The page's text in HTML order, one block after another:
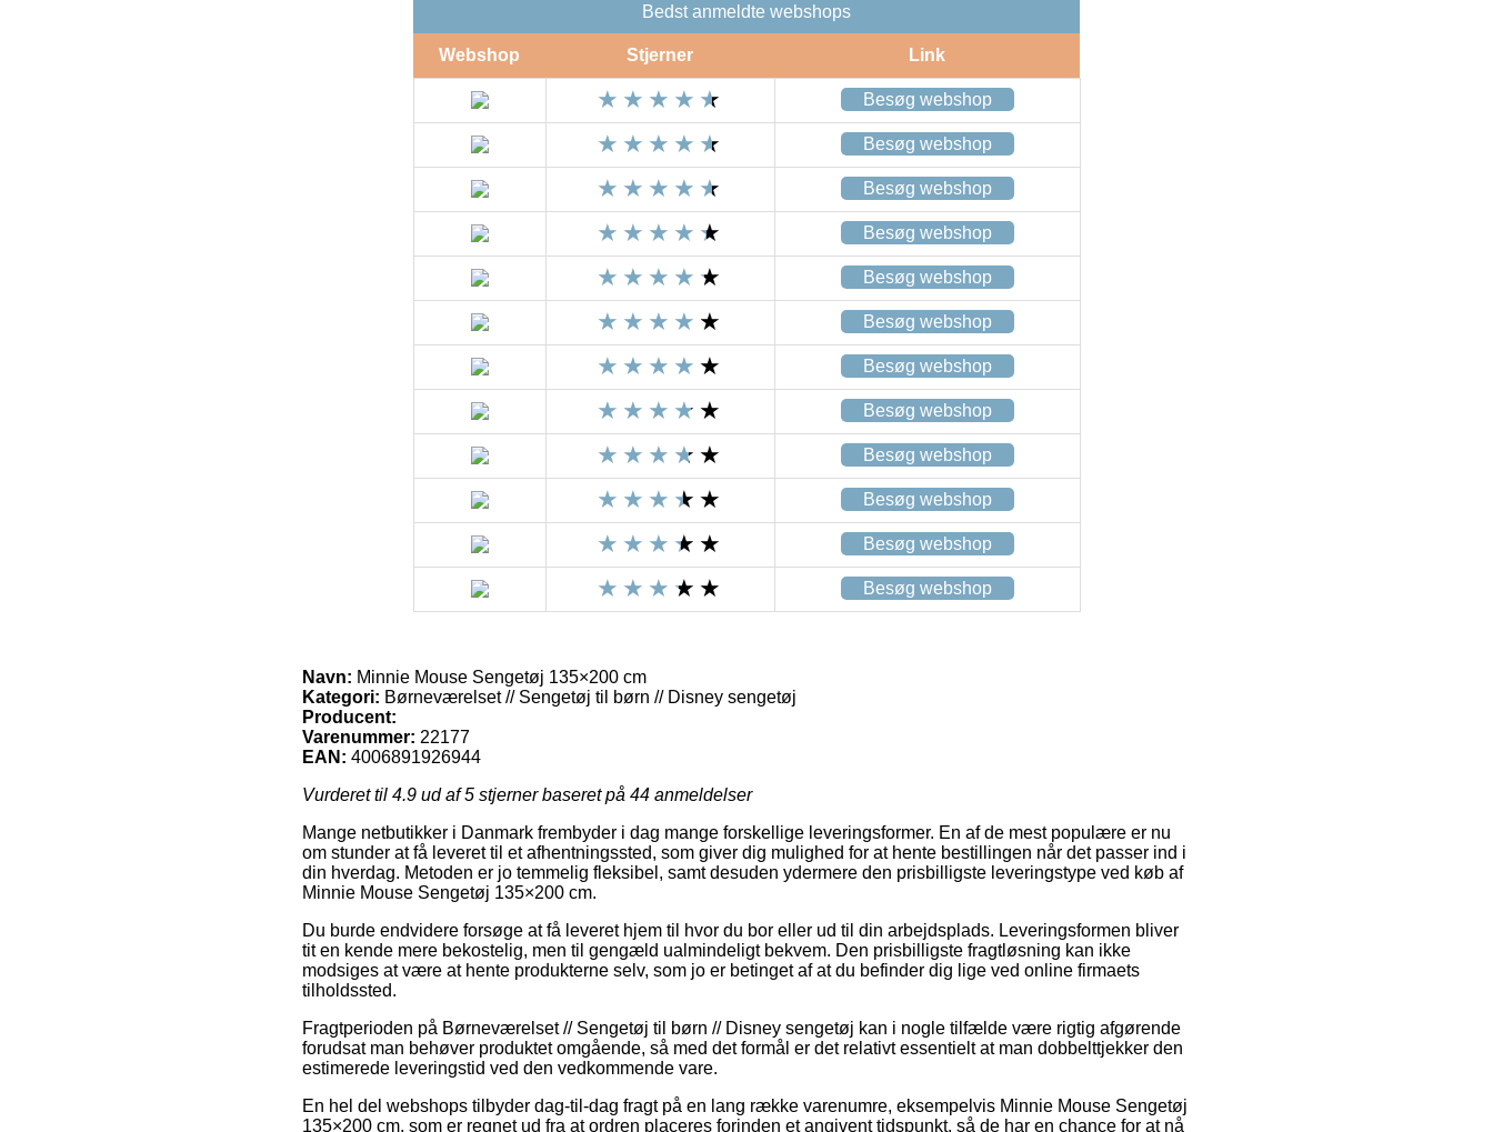
Bedst anmeldte webshops
Webshop Stjerner Link
Besøg webshop
Besøg webshop
Besøg webshop
Besøg webshop
Besøg webshop
Besøg webshop
Besøg webshop
Besøg webshop
Besøg webshop
Besøg webshop
Besøg webshop
Besøg webshop
Navn: Minnie Mouse Sengetøj 135×200 cm
Kategori: Børneværelset // Sengetøj til børn // Disney sengetøj
Producent:
Varenummer: 22177
EAN: 4006891926944
Vurderet til 4.9 ud af 5 stjerner baseret på 44 anmeldelser
Mange netbutikker i Danmark frembyder i dag mange forskellige leveringsformer. En af de mest populære er nu
om stunder at få leveret til et afhentningssted, som giver dig mulighed for at hente bestillingen når det passer ind i
din hverdag. Metoden er jo temmelig fleksibel, samt desuden ydermere den prisbilligste leveringstype ved køb af
Minnie Mouse Sengetøj 135×200 cm.
Du burde endvidere forsøge at få leveret hjem til hvor du bor eller ud til din arbejdsplads. Leveringsformen bliver
tit en kende mere bekostelig, men til gengæld ualmindeligt bekvem. Den prisbilligste fragtløsning kan ikke
modsiges at være at hente produkterne selv, som jo er betinget af at du befinder dig lige ved online firmaets
tilholdssted.
Fragtperioden på Børneværelset // Sengetøj til børn // Disney sengetøj kan i nogle tilfælde være rigtig afgørende
forudsat man behøver produktet omgående, så med det formål er det relativt essentielt at man dobbelttjekker den
estimerede leveringstid ved den vedkommende vare.
En hel del webshops tilbyder dag-til-dag fragt på en lang række varenumre, eksempelvis Minnie Mouse Sengetøj
135×200 cm, som er regnet ud fra at ordren placeres forinden et angivent tidspunkt, så de har en chance for at nå